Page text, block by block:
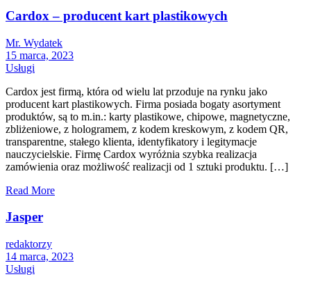
Cardox – producent kart plastikowych
Mr. Wydatek
15 marca, 2023
Usługi
Cardox jest firmą, która od wielu lat przoduje na rynku jako
producent kart plastikowych. Firma posiada bogaty asortyment
produktów, są to m.in.: karty plastikowe, chipowe, magnetyczne,
zbliżeniowe, z hologramem, z kodem kreskowym, z kodem QR,
transparentne, stałego klienta, identyfikatory i legitymacje
nauczycielskie. Firmę Cardox wyróżnia szybka realizacja
zamówienia oraz możliwość realizacji od 1 sztuki produktu. […]
Read More
Jasper
redaktorzy
14 marca, 2023
Usługi